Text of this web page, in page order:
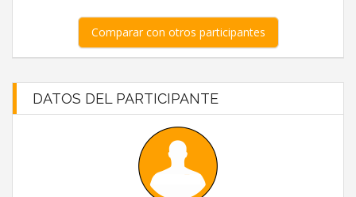
Comparar con otros participantes
DATOS DEL PARTICIPANTE